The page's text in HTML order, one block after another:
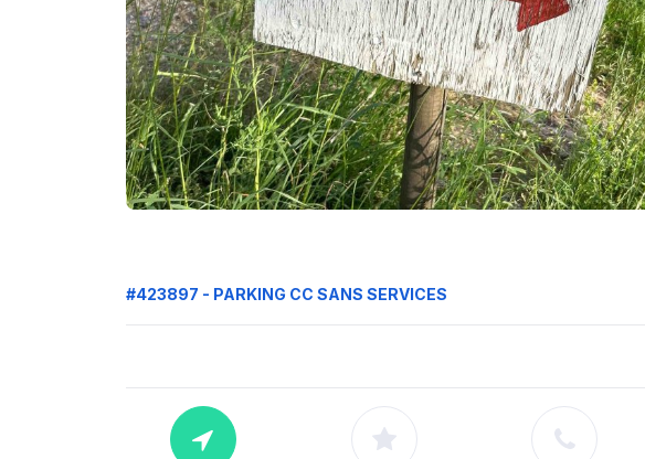
#423897 - PARKING CC SANS SERVICES